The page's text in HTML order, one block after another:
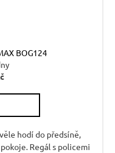
BOG124
hodí do předsíně,
Regál s policemi